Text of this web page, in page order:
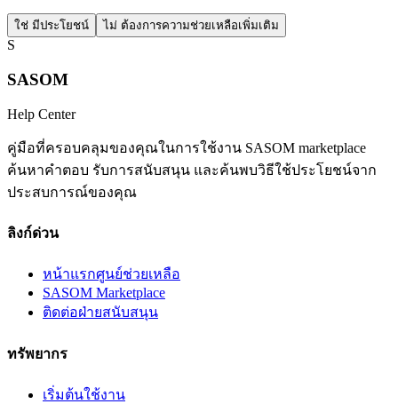
ใช่ มีประโยชน์ ไม่ ต้องการความช่วยเหลือเพิ่มเติม
S
SASOM
Help Center
คู่มือที่ครอบคลุมของคุณในการใช้งาน SASOM marketplace
ค้นหาคำตอบ รับการสนับสนุน และค้นพบวิธีใช้ประโยชน์จาก
ประสบการณ์ของคุณ
ลิงก์ด่วน
หน้าแรกศูนย์ช่วยเหลือ
SASOM Marketplace
ติดต่อฝ่ายสนับสนุน
ทรัพยากร
เริ่มต้นใช้งาน